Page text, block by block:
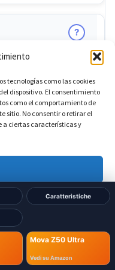
tecnologías como las cookies
dispositivo. El consentimiento
como el comportamiento de
sitio. No consentir o retirar el
ciertas características y
Aviso Legal
Caratteristiche
Mova Z50 Ultra
Vedi su Amazon
?